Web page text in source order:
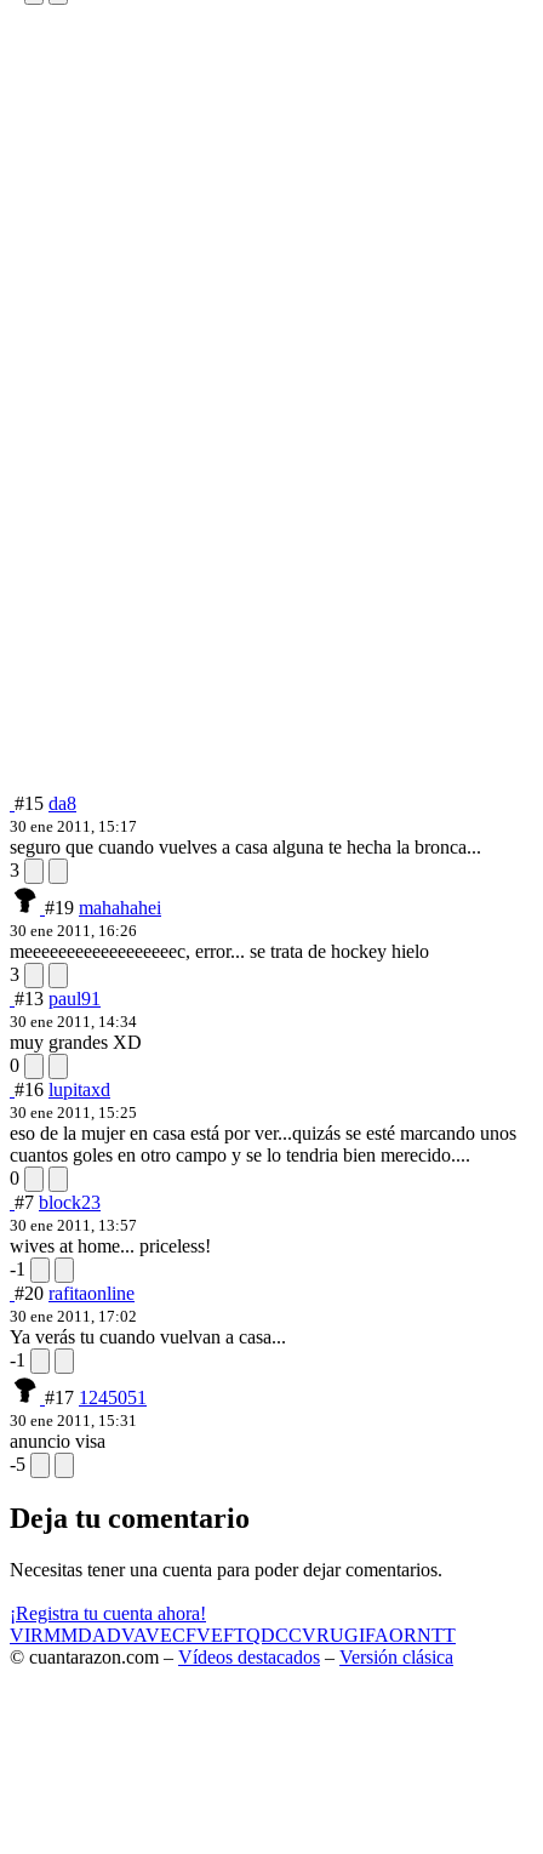
#15 da8
30 ene 2011, 15:17
seguro que cuando vuelves a casa alguna te hecha la bronca...
3
#19 mahahahei
30 ene 2011, 16:26
meeeeeeeeeeeeeeeeeec, error... se trata de hockey hielo
3
#13 paul91
30 ene 2011, 14:34
muy grandes XD
0
#16 lupitaxd
30 ene 2011, 15:25
eso de la mujer en casa está por ver...quizás se esté marcando unos
cuantos goles en otro campo y se lo tendria bien merecido....
0
#7 block23
30 ene 2011, 13:57
wives at home... priceless!
-1
#20 rafitaonline
30 ene 2011, 17:02
Ya verás tu cuando vuelvan a casa...
-1
#17 1245051
30 ene 2011, 15:31
anuncio visa
-5
Deja tu comentario
Necesitas tener una cuenta para poder dejar comentarios.
¡Registra tu cuenta ahora!
VIRMMDADVAVECFVEFTQDCCVRUGIFAORNTT
© cuantarazon.com – Vídeos destacados – Versión clásica